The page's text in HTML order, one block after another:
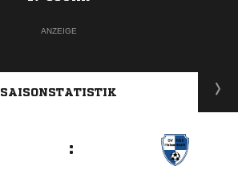
ANZEIGE
SAISONSTATISTIK
: